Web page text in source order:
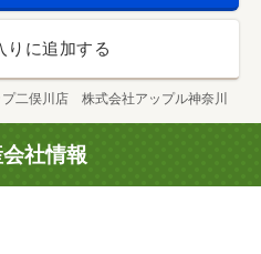
建物取引業協会 公取協名：
引協議会加盟
りに追加する
二俣川店 株式会社アップル神奈川
社情報